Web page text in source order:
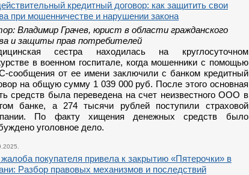
кредитный договор: как защитить свои
при мошенничестве и нарушении закона
Владимир Грачев, юрист в области гражданского
и защиты прав потребителей
сестра находилась на круглосуточном
в военном госпитале, когда мошенники с помощью
сообщения от ее имени заключили с банком кредитный
на общую сумму 1 039 000 руб. После этого основная
средств была переведена на счет неизвестного ООО в
банке, а 274 тысячи рублей поступили страховой
По факту хищения денежных средств было
уголовное дело.
жалоба покупателя привела к закрытию «Пятерочки» в
Разбор правовых механизмов и последствий